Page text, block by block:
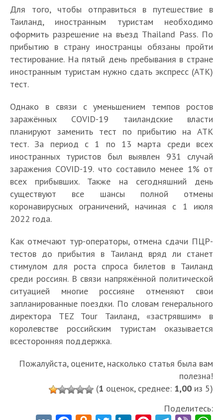
Для того, чтобы отправиться в путешествие в
Таиланд, иностранным туристам необходимо
оформить разрешение на въезд Thailand Pass. По
прибытию в страну иностранцы обязаны пройти
тестирование. На пятый день пребывания в стране
иностранным туристам нужно сдать экспресс (АТК)
тест.
Однако в связи с уменьшением темпов ростов
заражённых COVID-19 таиландские власти
планируют заменить тест по прибытию на АТК
тест. За период с 1 по 13 марта среди всех
иностранных туристов был выявлен 931 случай
заражения COVID-19. что составило менее 1% от
всех прибывших. Также на сегодняшний день
существуют все шансы полной отмены
коронавирусных ограничений, начиная с 1 июля
2022 года.
Как отмечают тур-операторы, отмена сдачи ПЦР-
тестов до прибытия в Таиланд вряд ли станет
стимулом для роста спроса билетов в Таиланд
среди россиян. В связи напряжённой политической
ситуацией многие россияне отменяют свои
запланированные поездки. По словам генерального
директора TEZ Tour Таиланд, «застрявшим» в
королевстве российским туристам оказывается
всесторонняя поддержка.
Пожалуйста, оцените, насколько статья была вам
полезна!
(1 оценок, среднее: 1,00 из 5)
Поделитесь: